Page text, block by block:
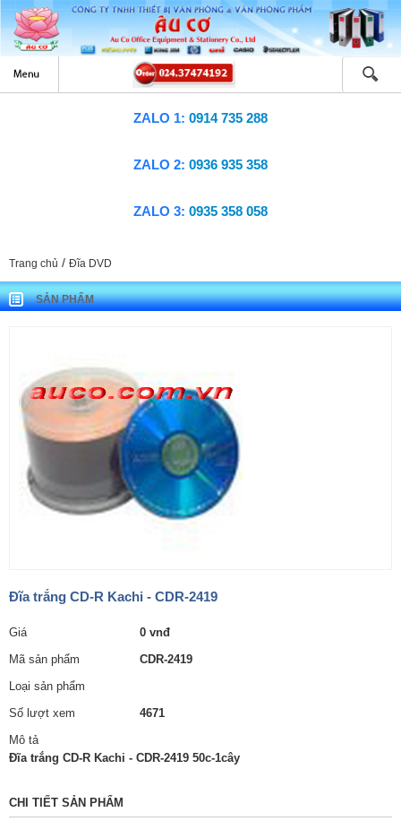
ZALO 1: 0914 735 288
ZALO 2: 0936 935 358
ZALO 3: 0935 358 058
Trang chủ / Đĩa DVD
SẢN PHẨM
Đĩa trắng CD-R Kachi - CDR-2419
Giá
0 vnđ
Mã sản phẩm
CDR-2419
Loại sản phẩm
Số lượt xem
4671
Mô tả
Đĩa trắng CD-R Kachi - CDR-2419 50c-1cây
CHI TIẾT SẢN PHẨM